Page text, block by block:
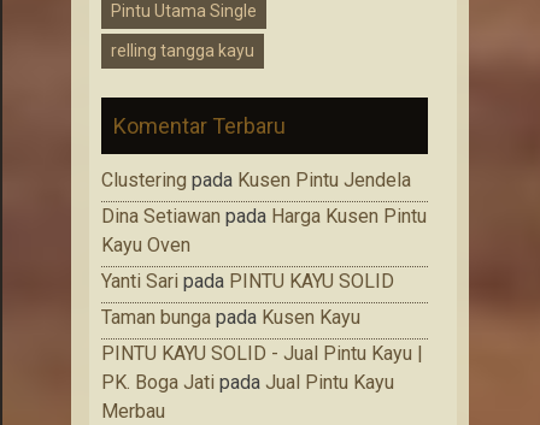
Pintu Utama Single
relling tangga kayu
Komentar Terbaru
Clustering pada Kusen Pintu Jendela
Dina Setiawan pada Harga Kusen Pintu
Kayu Oven
Yanti Sari pada PINTU KAYU SOLID
Taman bunga pada Kusen Kayu
PINTU KAYU SOLID - Jual Pintu Kayu |
PK. Boga Jati pada Jual Pintu Kayu
Merbau